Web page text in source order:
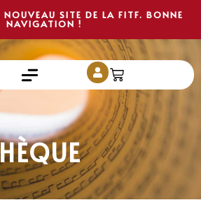
NOUVEAU SITE DE LA FITF. BONNE
NAVIGATION !